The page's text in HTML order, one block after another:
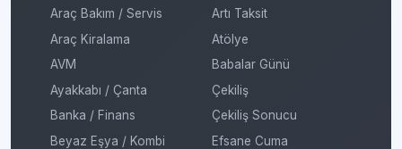
Araç Bakım / Servis
Araç Kiralama
AVM
Ayakkabı / Çanta
Banka / Finans
Beyaz Eşya / Kombi
Artı Taksit
Atölye
Babalar Günü
Çekiliş
Çekiliş Sonucu
Efsane Cuma